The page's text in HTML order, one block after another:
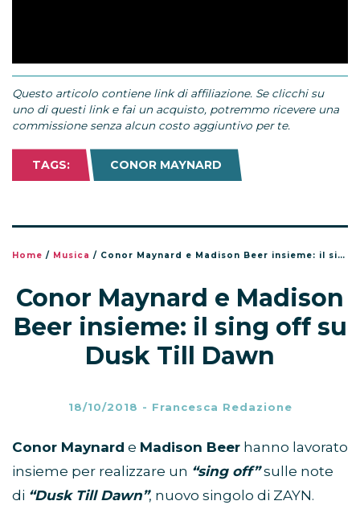
Questo articolo contiene link di affiliazione. Se clicchi su
uno di questi link e fai un acquisto, potremmo ricevere una
commissione senza alcun costo aggiuntivo per te.
TAGS: CONOR MAYNARD
Home / Musica / Conor Maynard e Madison Beer insieme: il sing off su Dusk Till Dawn
Conor Maynard e Madison
Beer insieme: il sing off su
Dusk Till Dawn
18/10/2018 - Francesca Redazione
Conor Maynard e Madison Beer hanno lavorato
insieme per realizzare un “sing off” sulle note
di “Dusk Till Dawn”, nuovo singolo di ZAYN.